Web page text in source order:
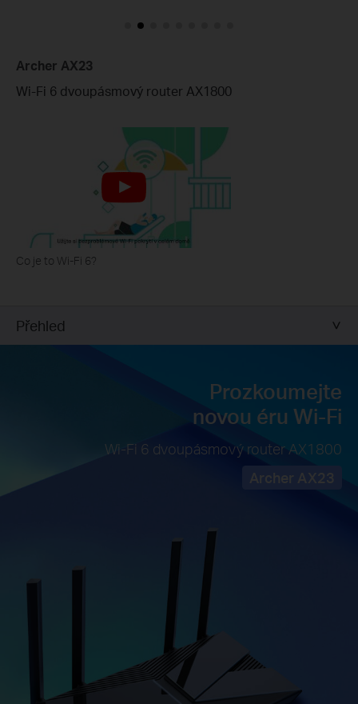
Archer AX23
Wi-Fi 6 dvoupásmový router AX1800
Co je to Wi-Fi 6?
Přehled
Prozkoumejte
novou éru Wi-Fi
Wi-Fi 6 dvoupásmový router AX1800
Archer AX23